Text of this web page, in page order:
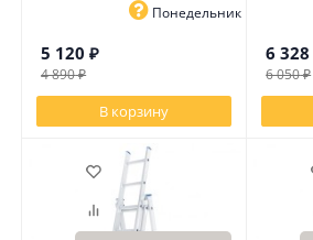
Понедельник
5 120 ₽
4 890₽
В корзину
6 328
6 050₽